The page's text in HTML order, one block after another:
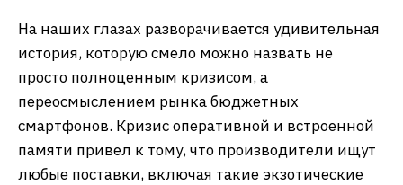
На наших глазах разворачивается удивительная
история, которую смело можно назвать не
просто полноценным кризисом, а
переосмыслением рынка бюджетных
смартфонов. Кризис оперативной и встроенной
памяти привел к тому, что производители ищут
любые поставки, включая такие экзотические